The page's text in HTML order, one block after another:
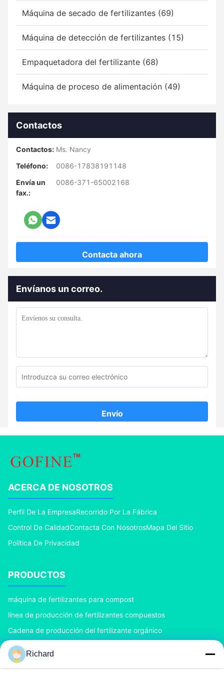
Máquina de secado de fertilizantes (69)
Máquina de detección de fertilizantes (15)
Empaquetadora del fertilizante (68)
Máquina de proceso de alimentación (49)
Contactos
Contactos: Ms. Nancy
Teléfono:
0086-17838191148
Envía un
fax.:
0086-371-65002168
Contacta ahora
Envíanos un correo.
Envío
ACERCA DE NOSOTROS
Perfil De La EmpresaRecorrido Por La Fábrica
Control De CalidadContacta Con NosotrosMapa Del Sitio
Política De Privacidad
PRODUCTOS
máquina de fertilizantes para compost
línea de producción de fertilizantes compuestos
Cadena de producción del fertilizante orgánico
Cadena de producción del fertilizante del BB
Granulador doble del fertilizante del rodillo
Richard